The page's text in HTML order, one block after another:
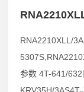
RNA2210XLL/
参数 4T-641/